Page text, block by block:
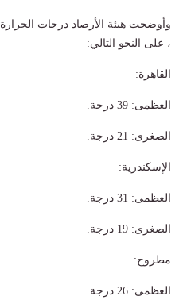
وأوضحت هيئة الأرصاد درجات
، على النحو التالي:
القاهرة:
​العظمى: 39 درجة.
​الصغرى: 21 درجة.
​الإسكندرية:
​العظمى: 31 درجة.
​الصغرى: 19 درجة.
​مطروح:
​العظمى: 26 درجة.